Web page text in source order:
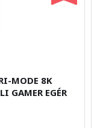
MODE 8K
GAMER EGÉR